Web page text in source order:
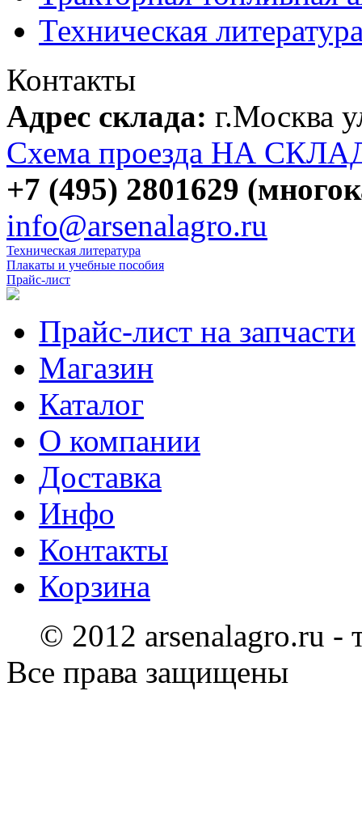
Техническая
Контакты
Адрес склада: г.Москва
Схема проезда НА
+7 (495) 2801629
info@arsenalagro.ru
Техническая литература
Плакаты и учебные пособия
Прайс-лист
Прайс-лист на запчасти
Магазин
Каталог
О компании
Доставка
Инфо
Контакты
Корзина
© 2012 arsenalagro.ru -
Все права защищены